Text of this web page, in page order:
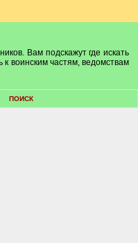
Вам подскажут где искать
воинским частям, ведомствам
ПОИСК